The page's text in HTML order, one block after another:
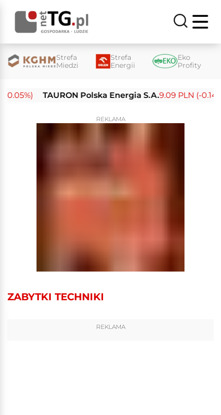
Strefa
Miedzi
Strefa
Energii
Eko
Profity
TAURON Polska Energia S.A.9.09 PLN (-0.14%)
REKLAMA
ZABYTKI TECHNIKI
REKLAMA